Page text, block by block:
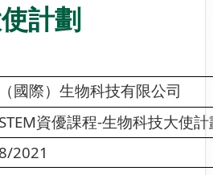
計劃
國際）生物科技有限公司
資優課程-生物科技大使計
2021